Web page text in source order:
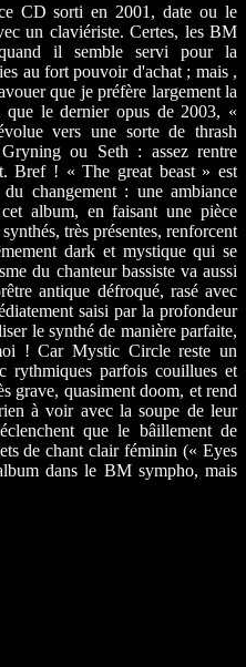
CD sorti en 2001, date ou le
un claviériste. Certes, les BM
il semble servi pour la
au fort pouvoir d'achat ; mais ,
que je préfère largement la
que le dernier opus de 2003, «
vers une sorte de thrash
ou Seth : assez rentre
Bref ! « The great beast » est
changement : une ambiance
album, en faisant une pièce
très présentes, renforcent
dark et mystique qui se
du chanteur bassiste va aussi
antique défroqué, rasé avec
saisi par la profondeur
le synthé de manière parfaite,
! Car Mystic Circle reste un
rythmiques parfois couillues et
grave, quasiment doom, et rend
à voir avec la soupe de leur
que le bâillement de
de chant clair féminin (« Eyes
dans le BM sympho, mais